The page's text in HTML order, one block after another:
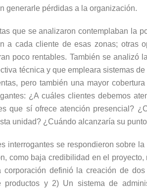
generarle pérdidas a la organización.
que se analizaron contemplaban la
a cada cliente de esas zonas; otras
poco rentables. También se
técnica y que empleara sistemas
pero también una mayor
¿A cuáles clientes debemos
que sí ofrece atención presencial?
unidad? ¿Cuándo alcanzaría su
interrogantes se respondieron sobre
como baja credibilidad en el
definió la creación de
productos y 2) Un sistema de